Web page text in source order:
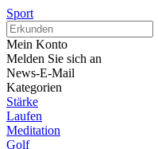
Sport
Mein Konto
Melden Sie sich an
News-E-Mail
Kategorien
Stärke
Laufen
Meditation
Golf